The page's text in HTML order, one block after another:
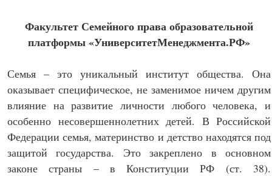
Факультет Семейного права образовательной
платформы «УниверситетМенеджмента.РФ»
Семья – это уникальный институт общества. Она
оказывает специфическое, не заменимое ничем другим
влияние на развитие личности любого человека, и
особенно несовершеннолетних детей. В Российской
Федерации семья, материнство и детство находятся под
защитой государства. Это закреплено в основном
законе страны – в Конституции РФ (ст. 38).